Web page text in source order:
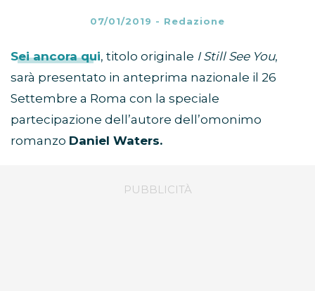
07/01/2019 - Redazione
Sei ancora qui, titolo originale I Still See You,
sarà presentato in anteprima nazionale il 26
Settembre a Roma con la speciale
partecipazione dell’autore dell’omonimo
romanzo Daniel Waters.